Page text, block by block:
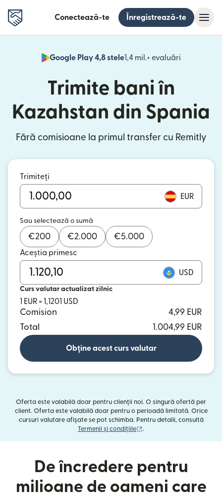
Conectează-te Înregistrează-te
Google Play 4,8 stele1,4 mil.+ evaluări
(se
Trimite bani în
Kazahstan din Spania
Fără comisioane la primul transfer cu Remitly
Trimiteți
EUR
Sau selectează o sumă
€200 €2.000 €5.000
Aceștia primesc
USD
Curs valutar actualizat zilnic
1 EUR = 1,1201 USD
Comision
4,99 EUR
Total
1.004,99 EUR
Obține acest curs valutar
Oferta este valabilă doar pentru clienții noi. O singură ofertă per
client. Oferta este valabilă doar pentru o perioadă limitată. Orice
cursuri valutare afișate se pot schimba. Pentru detalii, consultă
Termenii și condițiile
.
De încredere pentru
milioane de oameni care